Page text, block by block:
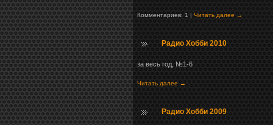
Комментариев: 1 | Читать далее →
Радио Хобби 2010
за весь год, №1-6
Читать далее →
Радио Хобби 2009